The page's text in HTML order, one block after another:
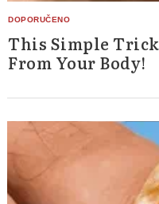
This Simple Trick
From Your Body!